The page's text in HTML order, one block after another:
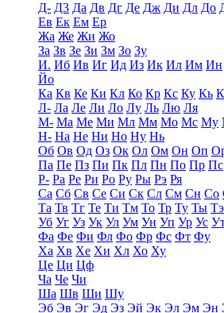
Д- Д3 Да Дв Дг Де Дж Ди Дл До
Ев Ек Ем Ер
Жа Же Жи Жо
За Зв Зе Зи Зм Зо Зу
И. Иб Ив Иг Ид Из Ик Ил Им Ин
Йо
Ка Кв Ке Ки Кл Ко Кр Кс Ку Кь
Л- Ла Ле Ли Ло Лу Ль Лю Ля
М- Ма Ме Ми Мл Мм Мо Мс Му
Н- На Не Ни Но Ну Нь
Об Ов Од Оз Ок Ол Ом Он Оп
Па Пе Пз Пи Пк Пл Пн По Пр Пс
Р- Ра Ре Ри Ро Ру Ры Рэ Ря
Са Сб Св Се Си Ск Сл См Сн Со
Та Тв Тг Те Ти Тм То Тр Ту Ты Тэ
Уб Уг Уз Ук Ул Ум Ун Уп Ур Ус
Фа Фе Фи Фл Фо Фр Фс Фт Фу
Ха Хв Хе Хи Хл Хо Ху
Це Ци Цф
Ча Че Чи
Ша Шв Ши Шу
Эб Эв Эг Эд Эз Эй Эк Эл Эм Эн